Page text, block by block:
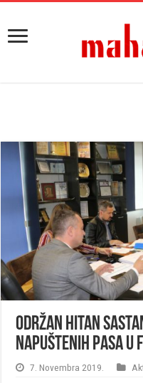
Održan HITAN
napuštenih pasa u
7. Novembra 2019.